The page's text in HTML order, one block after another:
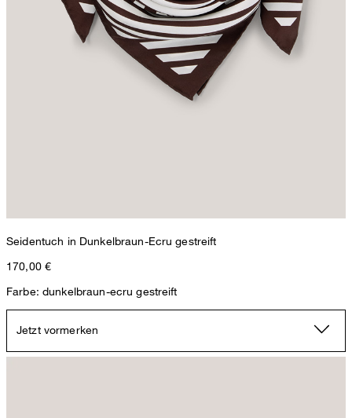
Seidentuch in Dunkelbraun-Ecru gestreift
170,00 €
Farbe: dunkelbraun-ecru gestreift
Jetzt vormerken